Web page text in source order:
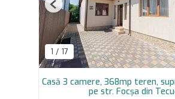
1 / 17
Previous
Casă 3 camere, 368mp teren,
pe str. Focșa din